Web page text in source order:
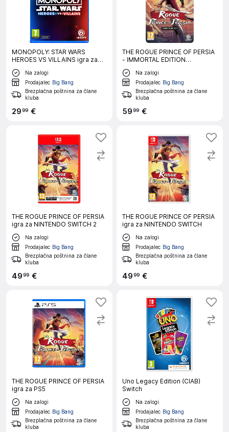
MONOPOLY: STAR WARS
HEROES VS VILLAINS igra za
PLAYSTATION 5
Na zalogi
Prodajalec Big Bang
Brezplačna poštnina za člane
kluba
2999 €
THE ROGUE PRINCE OF PERSIA
- IMMORTAL EDITION
NINTENDO SWITCH
Na zalogi
Prodajalec Big Bang
Brezplačna poštnina za člane
kluba
5999 €
THE ROGUE PRINCE OF PERSIA
igra za NINTENDO SWITCH 2
Na zalogi
Prodajalec Big Bang
Brezplačna poštnina za člane
kluba
4999 €
THE ROGUE PRINCE OF PERSIA
igra za NINTENDO SWITCH
Na zalogi
Prodajalec Big Bang
Brezplačna poštnina za člane
kluba
4999 €
THE ROGUE PRINCE OF PERSIA
igra za PS5
Na zalogi
Prodajalec Big Bang
Brezplačna poštnina za člane
kluba
Uno Legacy Edition (CIAB)
Switch
Na zalogi
Prodajalec Big Bang
Brezplačna poštnina za člane
kluba